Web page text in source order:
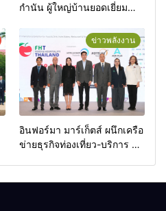
กำนัน ผู้ใหญ่บ้านยอดเยี่ยม
เกียรติยศแห่งการเสียสละ”
ข่าวพลังงาน
อินฟอร์มา มาร์เก็ตส์ ผนึกเครือ
ข่ายธุรกิจท่องเที่ยว-บริการ จัด